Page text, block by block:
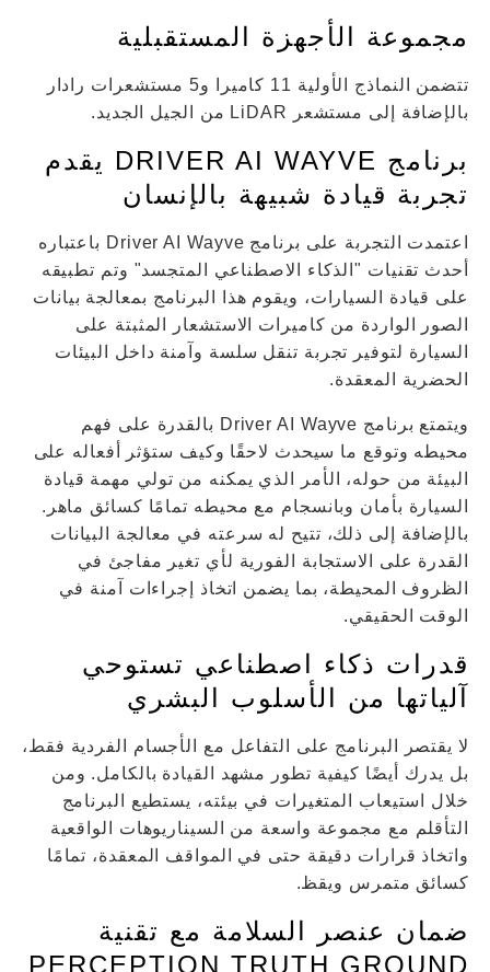
مجموعة الأجهزة المستقبلية
تتضمن النماذج الأولية 11 كاميرا و5 مستشعرات رادار
بالإضافة إلى مستشعر LiDAR من الجيل الجديد.
برنامج DRIVER AI WAYVE يقدم
تجربة قيادة شبيهة بالإنسان
اعتمدت التجربة على برنامج Driver AI Wayve باعتباره
أحدث تقنيات "الذكاء الاصطناعي المتجسد" وتم تطبيقه
على قيادة السيارات، ويقوم هذا البرنامج بمعالجة بيانات
الصور الواردة من كاميرات الاستشعار المثبتة على
السيارة لتوفير تجربة تنقل سلسة وآمنة داخل البيئات
الحضرية المعقدة.
ويتمتع برنامج Driver AI Wayve بالقدرة على فهم
محيطه وتوقع ما سيحدث لاحقًا وكيف ستؤثر أفعاله على
البيئة من حوله، الأمر الذي يمكنه من تولي مهمة قيادة
السيارة بأمان وبانسجام مع محيطه تمامًا كسائق ماهر.
بالإضافة إلى ذلك، تتيح له سرعته في معالجة البيانات
القدرة على الاستجابة الفورية لأي تغير مفاجئ في
الظروف المحيطة، بما يضمن اتخاذ إجراءات آمنة في
الوقت الحقيقي.
قدرات ذكاء اصطناعي تستوحي
آلياتها من الأسلوب البشري
لا يقتصر البرنامج على التفاعل مع الأجسام الفردية فقط،
بل يدرك أيضًا كيفية تطور مشهد القيادة بالكامل. ومن
خلال استيعاب المتغيرات في بيئته، يستطيع البرنامج
التأقلم مع مجموعة واسعة من السيناريوهات الواقعية
واتخاذ قرارات دقيقة حتى في المواقف المعقدة، تمامًا
كسائق متمرس ويقظ.
ضمان عنصر السلامة مع تقنية
PERCEPTION TRUTH GROUND